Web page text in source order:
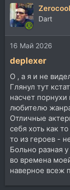
Zerocool
Dart
16 Май 2026
deplexer
О , а я и не
Глянул тут
насчет
любителю
Отличные
себя хоть как
то из героев -
Больно разная
во времена
наверное всеж